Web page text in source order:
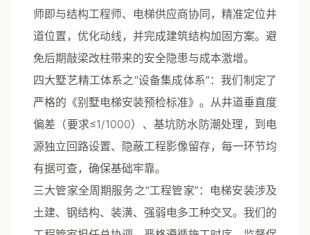
师即与结构工程师、电梯供应商协同，精准定位井
道位置，优化动线，并完成建筑结构加固方案。避
免后期敲梁改柱带来的安全隐患与成本激增。
四大墅艺精工体系之“设备集成体系”：我们制定了
严格的《别墅电梯安装预检标准》。从井道垂直度
偏差（要求≤1/1000）、基坑防水防潮处理，到电
源独立回路设置、隐蔽工程影像留存，每一环节均
有据可查，确保基础牢靠。
三大管家全周期服务之“工程管家”：电梯安装涉及
土建、钢结构、装潢、强弱电多工种交叉。我们的